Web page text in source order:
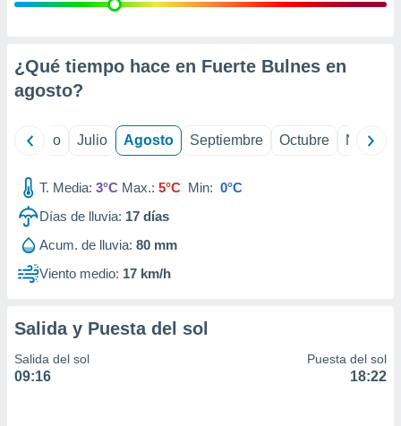
e
mediante
de
1199
¿Qué tiempo hace en Fuerte Bulnes en
agosto?
Junio Julio Agosto Septiembre Octubre
T. Media: 3°C Max.: 5°C Min: 0°C
Días de lluvia: 17 días
Acum. de lluvia: 80 mm
Viento medio: 17 km/h
Salida y Puesta del sol
Salida del sol
09:16
Puesta del sol
18:22